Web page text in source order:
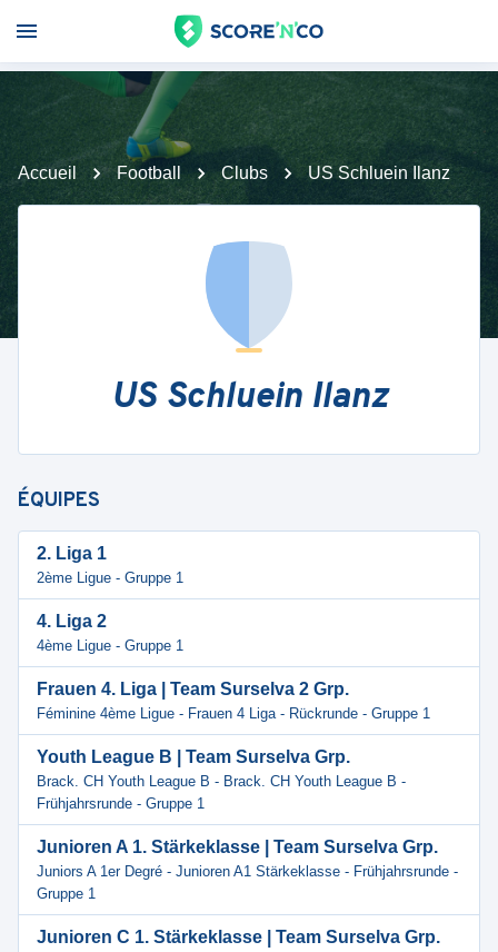
Accueil Football Clubs US Schluein Ilanz
US Schluein Ilanz
ÉQUIPES
2. Liga 1
2ème Ligue - Gruppe 1
4. Liga 2
4ème Ligue - Gruppe 1
Frauen 4. Liga | Team Surselva 2 Grp.
Féminine 4ème Ligue - Frauen 4 Liga - Rückrunde - Gruppe 1
Youth League B | Team Surselva Grp.
Brack. CH Youth League B - Brack. CH Youth League B -
Frühjahrsrunde - Gruppe 1
Junioren A 1. Stärkeklasse | Team Surselva Grp.
Juniors A 1er Degré - Junioren A1 Stärkeklasse - Frühjahrsrunde -
Gruppe 1
Junioren C 1. Stärkeklasse | Team Surselva Grp.